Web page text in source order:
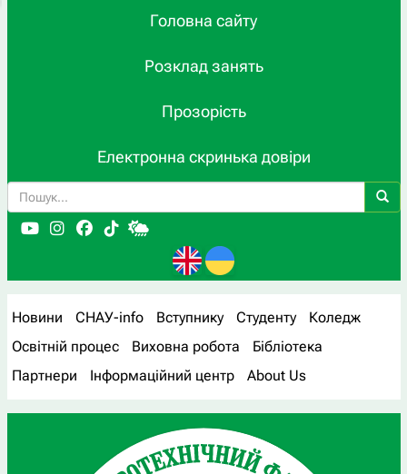
Головна сайту
Розклад занять
Прозорість
Електронна скринька довіри
Новини СНАУ-info Вступнику Студенту
Коледж
Освітній процес
Виховна робота
Бібліотека
Партнери
Інформаційний центр About Us